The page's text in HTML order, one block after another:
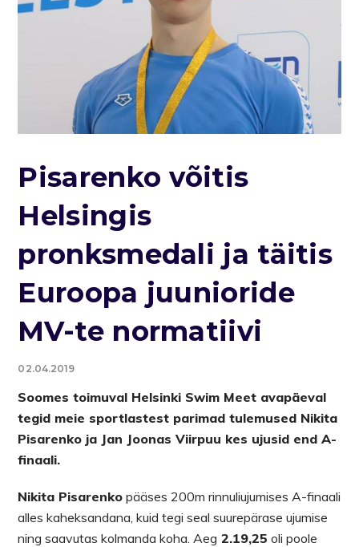
Pisarenko võitis
Helsingis
pronksmedali ja täitis
Euroopa juunioride
MV-te normatiivi
02.04.2019
Soomes toimuval Helsinki Swim Meet avapäeval
tegid meie sportlastest parimad tulemused Nikita
Pisarenko ja Jan Joonas Viirpuu kes ujusid end A-
finaali.
Nikita Pisarenko pääses 200m rinnuliujumises A-finaali
alles kaheksandana, kuid tegi seal suurepärase ujumise
ning saavutas kolmanda koha. Aeg 2.19,25 oli poole